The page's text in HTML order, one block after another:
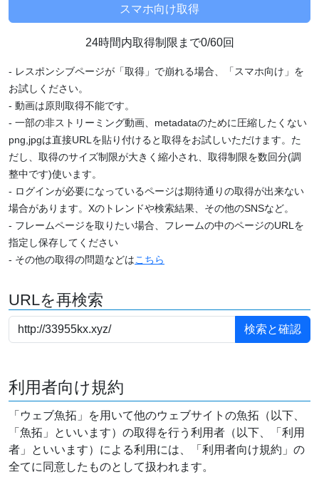
24時間内取得制限まで0/60回
- レスポンシブページが「取得」で崩れる場合、「スマホ向け」を
お試しください。
- 動画は原則取得不能です。
- 一部の非ストリーミング動画、metadataのために圧縮したくない
png,jpgは直接URLを貼り付けると取得をお試しいただけます。た
だし、取得のサイズ制限が大きく縮小され、取得制限を数回分(調
整中です)使います。
- ログインが必要になっているページは期待通りの取得が出来ない
場合があります。Xのトレンドや検索結果、その他のSNSなど。
- フレームページを取りたい場合、フレームの中のページのURLを
指定し保存してください
- その他の取得の問題などはこちら
URLを再検索
利用者向け規約
「ウェブ魚拓」を用いて他のウェブサイトの魚拓（以下、
「魚拓」といいます）の取得を行う利用者（以下、「利用
者」といいます）による利用には、「利用者向け規約」の
全てに同意したものとして扱われます。